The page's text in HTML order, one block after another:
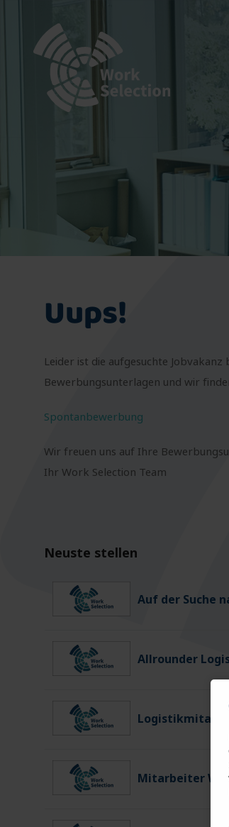
Uups!
Leider ist die aufgesuchte
Bewerbungsunterlagen und wir
Spontanbewerbung
Wir freuen uns auf Ihre
Ihr Work Selection Team
Neuste stellen
Auf der Suche
Allrounder
Mitarbeiter